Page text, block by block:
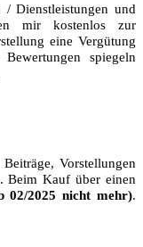
/ Dienstleistungen und
mir kostenlos zur
eine Vergütung
spiegeln
Vorstellungen
Beim Kauf über einen
02/2025 nicht mehr).